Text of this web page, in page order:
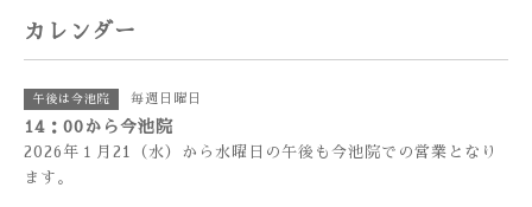
カレンダー
午後は今池院 毎週日曜日
14：00から今池院
2026年１月21（水）から水曜日の午後も今池院での営業となり
ます。